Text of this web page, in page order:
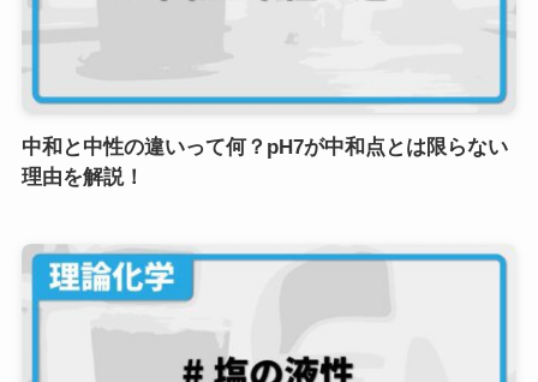
中和と中性の違いって何？pH7が中和点とは限らない
理由を解説！